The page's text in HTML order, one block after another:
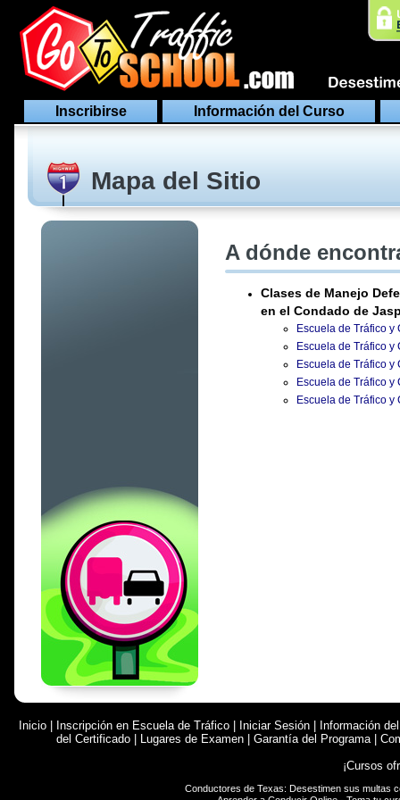
Inscribirse Información del Curso
Mapa del Sitio
A dónde
Clases de Manejo
en el Condado de
Escuela de Tráfico
Escuela de Tráfico
Escuela de Tráfico
Escuela de Tráfico
Escuela de Tráfico
Inicio Inscripción en Escuela de Tráfico Iniciar Sesión
Información
del Certificado
Lugares de Examen Garantía del Programa|
¡Cursos
Conductores de Texas: Desestimen sus multas